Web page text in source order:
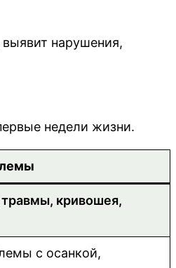
выявит нарушения,
недели жизни.
кривошея,
с осанкой,